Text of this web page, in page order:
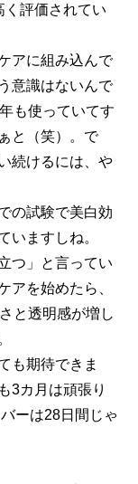
評価されてい
アに組み込んで
意識はないんで
も使っていてす
と（笑）。で
続けるには、や
の試験で美白効
いますしね。
つ」と言ってい
アを始めたら、
と透明感が増し
も期待できま
3カ月は頑張り
ーは28日間じゃ